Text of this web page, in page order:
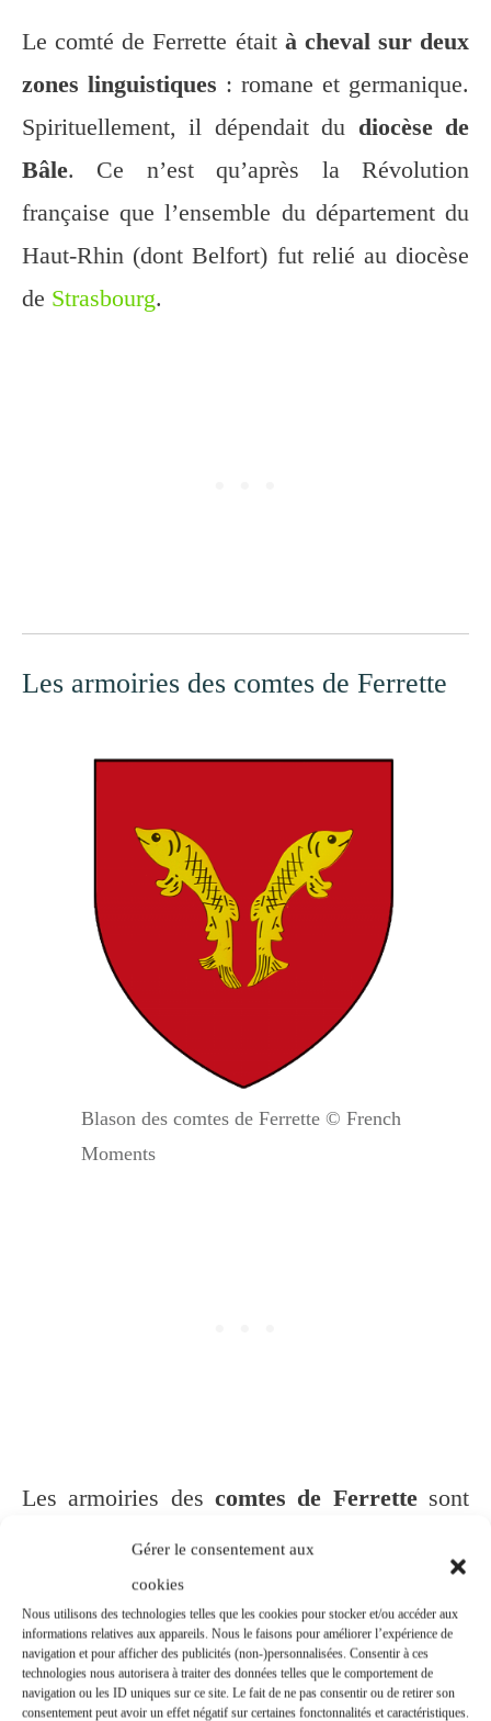
Gérer le consentement aux
cookies
Nous utilisons des technologies telles que les cookies pour stocker et/ou accéder aux
informations relatives aux appareils. Nous le faisons pour améliorer l’expérience de
navigation et pour afficher des publicités (non-)personnalisées. Consentir à ces
technologies nous autorisera à traiter des données telles que le comportement de
navigation ou les ID uniques sur ce site. Le fait de ne pas consentir ou de retirer son
consentement peut avoir un effet négatif sur certaines fonctonnalités et caractéristiques.
Le comté de Ferrette était à cheval sur deux
zones linguistiques : romane et germanique.
Spirituellement, il dépendait du diocèse de
Bâle. Ce n’est qu’après la Révolution
française que l’ensemble du département du
Haut-Rhin (dont Belfort) fut relié au diocèse
de Strasbourg.
Les armoiries des comtes de Ferrette
Blason des comtes de Ferrette © French
Moments
Les armoiries des comtes de Ferrettesont
identiques à celles descomtes de Bar
(aujourd’hui en
comtes
de Montbéliard. Ceci montre les étroites
relations qui existaient entre les trois
maisons.